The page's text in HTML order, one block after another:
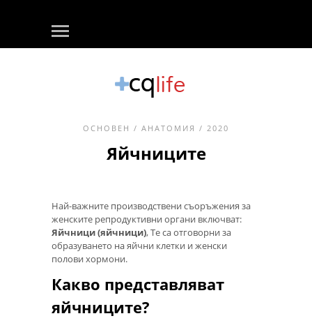
ОСНОВЕН / АНАТОМИЯ / 2020
Яйчниците
Най-важните производствени съоръжения за
женските репродуктивни органи включват:
Яйчници (яйчници), Те са отговорни за
образуването на яйчни клетки и женски
полови хормони.
Какво представляват
яйчниците?